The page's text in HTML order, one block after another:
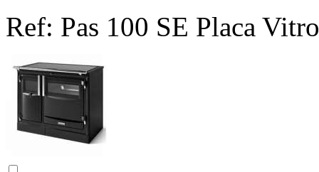
Ref: Pas 100 SE Placa